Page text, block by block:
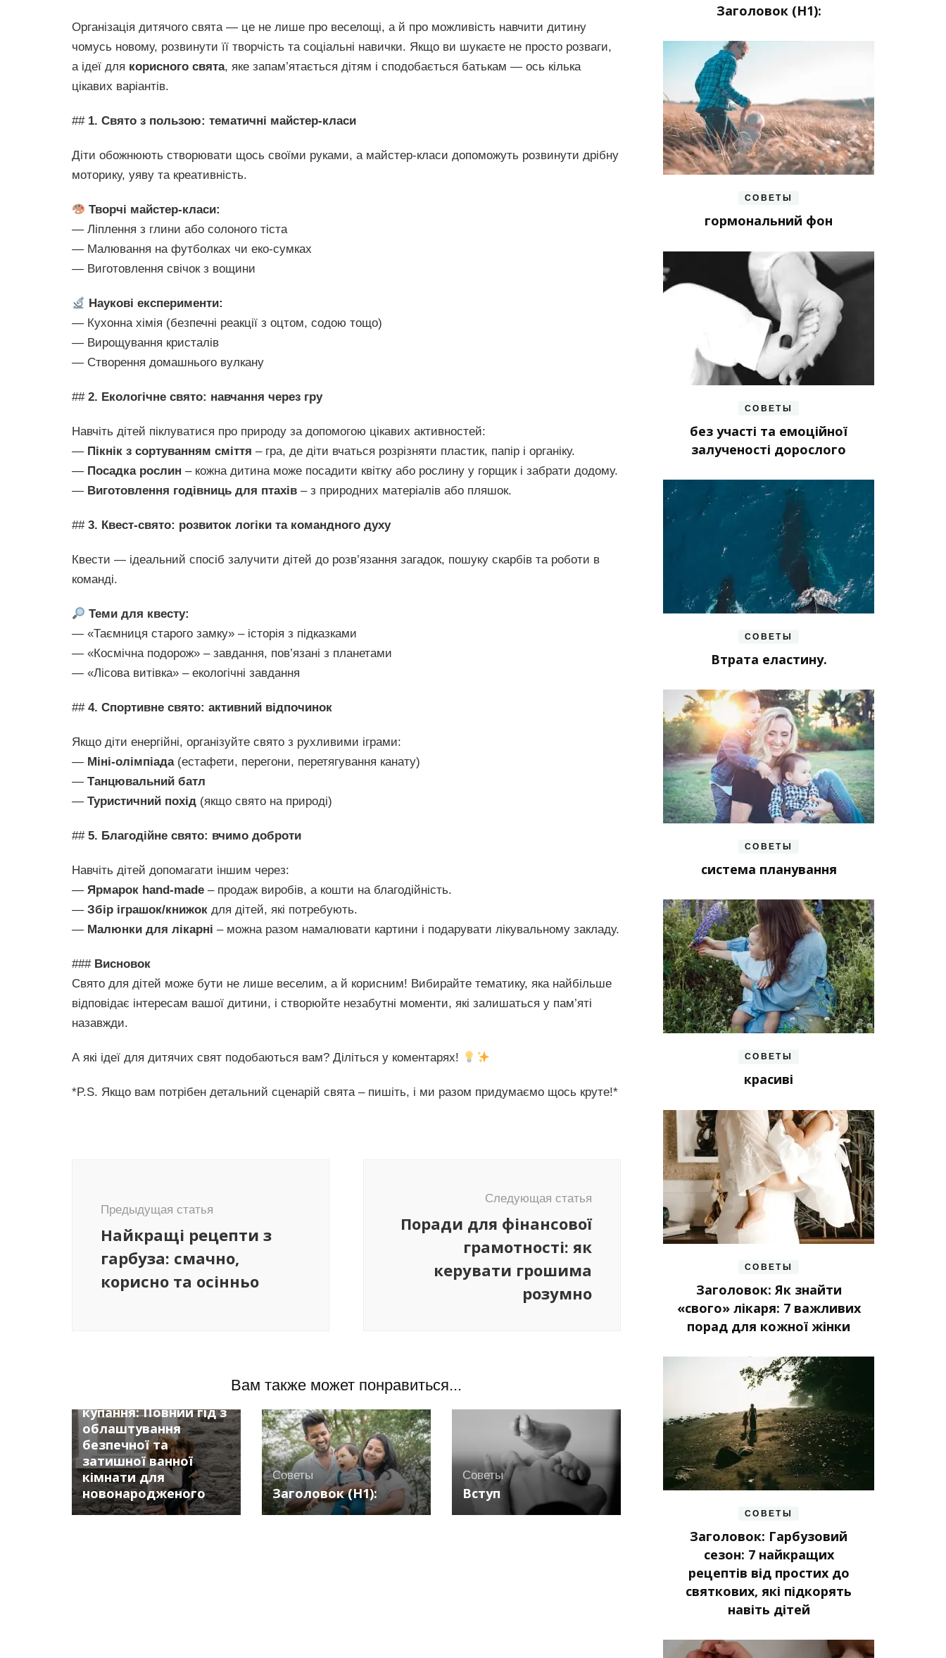
Організація дитячого свята — це не лише про веселощі, а й про можливість навчити дитину
чомусь новому, розвинути її творчість та соціальні навички. Якщо ви шукаєте не просто розваги,
а ідеї для корисного свята, яке запам’ятається дітям і сподобається батькам — ось кілька
цікавих варіантів.
## 1. Свято з пользою: тематичні майстер-класи
Діти обожнюють створювати щось своїми руками, а майстер-класи допоможуть розвинути дрібну
моторику, уяву та креативність.
Творчі майстер-класи:
— Ліплення з глини або солоного тіста
— Малювання на футболках чи еко-сумках
— Виготовлення свічок з вощини
Наукові експерименти:
— Кухонна хімія (безпечні реакції з оцтом, содою тощо)
— Вирощування кристалів
— Створення домашнього вулкану
## 2. Екологічне свято: навчання через гру
Навчіть дітей піклуватися про природу за допомогою цікавих активностей:
— Пікнік з сортуванням сміття – гра, де діти вчаться розрізняти пластик, папір і органіку.
— Посадка рослин – кожна дитина може посадити квітку або рослину у горщик і забрати додому.
— Виготовлення годівниць для птахів – з природних матеріалів або пляшок.
## 3. Квест-свято: розвиток логіки та командного духу
Квести — ідеальний спосіб залучити дітей до розв’язання загадок, пошуку скарбів та роботи в
команді.
Теми для квесту:
— «Таємниця старого замку» – історія з підказками
— «Космічна подорож» – завдання, пов’язані з планетами
— «Лісова витівка» – екологічні завдання
## 4. Спортивне свято: активний відпочинок
Якщо діти енергійні, організуйте свято з рухливими іграми:
— Міні-олімпіада(естафети, перегони, перетягування канату)
— Танцювальний батл
— Туристичний похід (якщо свято на природі)
## 5. Благодійне свято: вчимо доброти
Навчіть дітей допомагати іншим через:
— Ярмарок hand-made – продаж виробів, а кошти на благодійність.
— Збір іграшок/книжок для дітей, які потребують.
— Малюнки для лікарні – можна разом намалювати картини і подарувати лікувальному закладу.
### Висновок
Свято для дітей може бути не лише веселим, а й корисним! Вибирайте тематику, яка найбільше
відповідає інтересам вашої дитини, і створюйте незабутні моменти, які залишаться у пам’яті
назавжди.
А які ідеї для дитячих свят подобаються вам? Діліться у коментарях!
*P.S. Якщо вам потрібен детальний сценарій свята – пишіть, і ми разом придумаємо щось круте!*
записям
Предыдущая статья
Найкращі рецепти з
гарбуза: смачно,
корисно та осінньо
Следующая статья
Поради для фінансової
грамотності: як
керувати грошима
розумно
Вам также может понравиться...
купання: Повний гід з
облаштування
безпечної та
затишної ванної
кімнати для
новонародженого
Советы
Заголовок (H1):
Советы
Вступ
Заголовок (H1):
СОВЕТЫ
гормональний фон
СОВЕТЫ
без участі та емоційної
залученості дорослого
СОВЕТЫ
Втрата еластину.
СОВЕТЫ
система планування
СОВЕТЫ
красиві
СОВЕТЫ
Заголовок: Як знайти
«свого» лікаря: 7 важливих
порад для кожної жінки
СОВЕТЫ
Заголовок: Гарбузовий
сезон: 7 найкращих
рецептів від простих до
святкових, які підкорять
навіть дітей